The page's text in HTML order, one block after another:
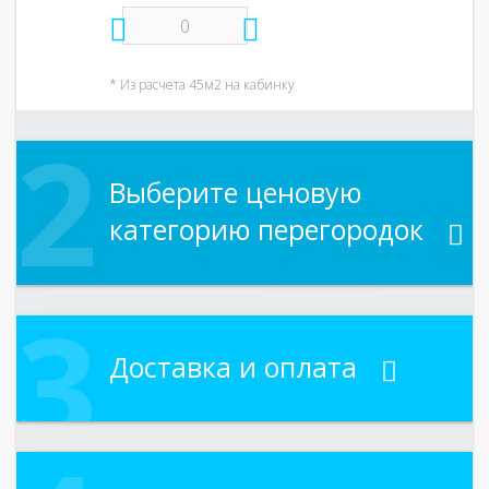
* Из расчета 45м2 на кабинку
Выберите ценовую
категорию перегородок
Доставка и оплата